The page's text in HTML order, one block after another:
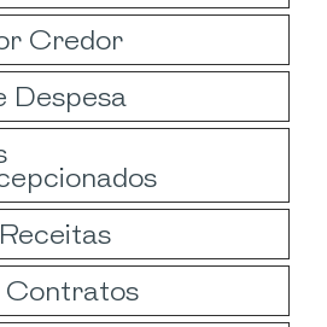
Credor
Despesa
Contratos